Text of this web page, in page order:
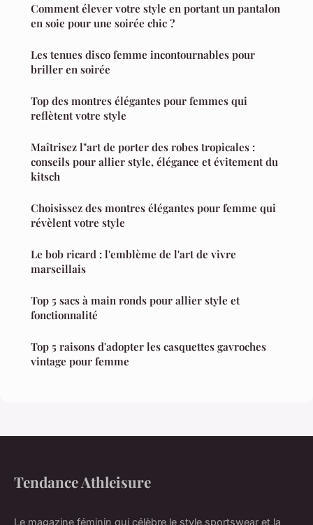
Comment élever votre style en portant un pantalon
en soie pour une soirée chic ?
Les tenues disco femme incontournables pour
briller en soirée
Top des montres élégantes pour femmes qui
reflètent votre style
Maîtrisez l"art de porter des robes tropicales :
conseils pour allier style, élégance et évitement du
kitsch
Choisissez des montres élégantes pour femme qui
révèlent votre style
Le bob ricard : l'emblème de l'art de vivre
marseillais
Top 5 sacs à main ronds pour allier style et
fonctionnalité
Top 5 raisons d'adopter les casquettes gavroches
vintage pour femme
Tendance Athleisure
Le magazine féminin qui célèbre le style sportswear et la